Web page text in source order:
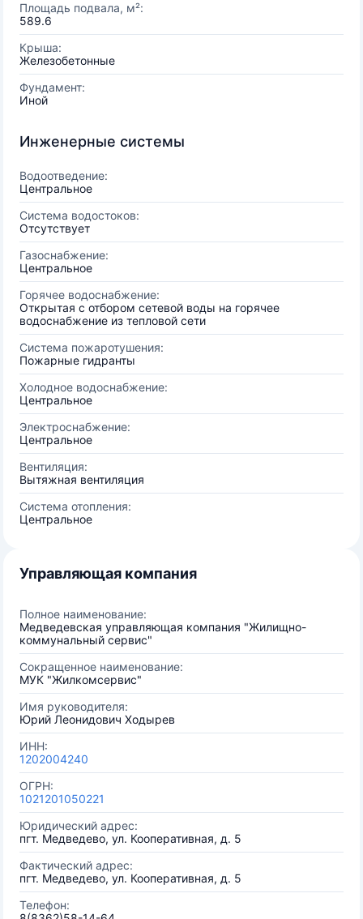
Площадь подвала, м²:
589.6
Крыша:
Железобетонные
Фундамент:
Иной
Инженерные системы
Водоотведение:
Центральное
Система водостоков:
Отсутствует
Газоснабжение:
Центральное
Горячее водоснабжение:
Открытая с отбором сетевой воды на горячее
водоснабжение из тепловой сети
Система пожаротушения:
Пожарные гидранты
Холодное водоснабжение:
Центральное
Электроснабжение:
Центральное
Вентиляция:
Вытяжная вентиляция
Система отопления:
Центральное
Управляющая компания
Полное наименование:
Медведевская управляющая компания "Жилищно-
коммунальный сервис"
Сокращенное наименование:
МУК "Жилкомсервис"
Имя руководителя:
Юрий Леонидович Ходырев
ИНН:
1202004240
ОГРН:
1021201050221
Юридический адрес:
пгт. Медведево, ул. Кооперативная, д. 5
Фактический адрес:
пгт. Медведево, ул. Кооперативная, д. 5
Телефон: